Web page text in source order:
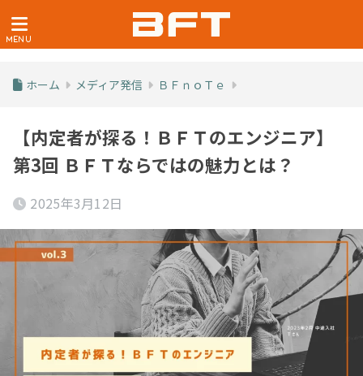
ホーム メディア発信 ＢＦｎｏＴｅ
【内定者が探る！ＢＦＴのエンジニア】
第3回 ＢＦＴならではの魅力とは？
2025年3月12日